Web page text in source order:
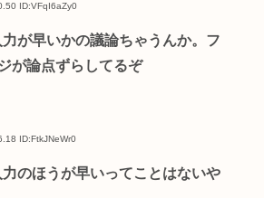
ID:VFqI6aZy0
が早いかの議論ちゃうんか。フ
が論点ずらしてるぞ
ID:FtkJNeWr0
のほうが早いってことはないや